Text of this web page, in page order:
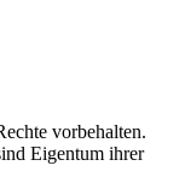
vorbehalten.
Eigentum ihrer